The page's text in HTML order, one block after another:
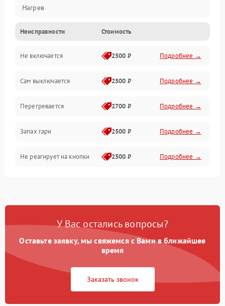
Нагрев
Неисправности Стоимость
Не включается 2500 ₽ Подробнее →
Сам выключается 2500 ₽ Подробнее →
Перегревается 2700 ₽ Подробнее →
Запах гари 2500 ₽ Подробнее →
Не реагирует на кнопки 2500 ₽ Подробнее →
У Вас остались вопросы?
Оставьте заявку, мы свяжемся с Вами в ближайшее
время
Заказать звонок